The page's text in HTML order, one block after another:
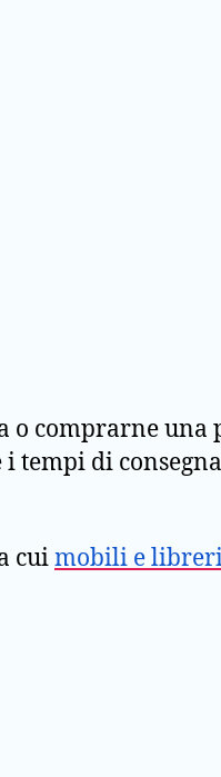
comprarne una
tempi di
cuimobili e